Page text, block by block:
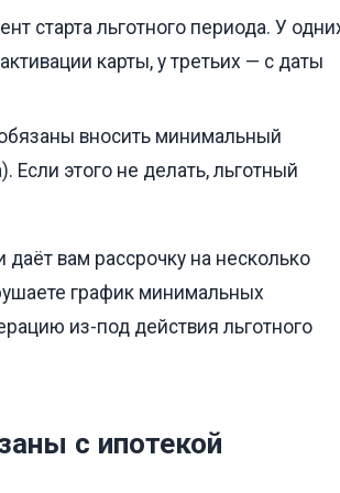
старта льготного периода. У
карты, у третьих — с даты
вносить минимальный
этого не делать, льготный
вам рассрочку на несколько
график минимальных
из-под действия льготного
с ипотекой